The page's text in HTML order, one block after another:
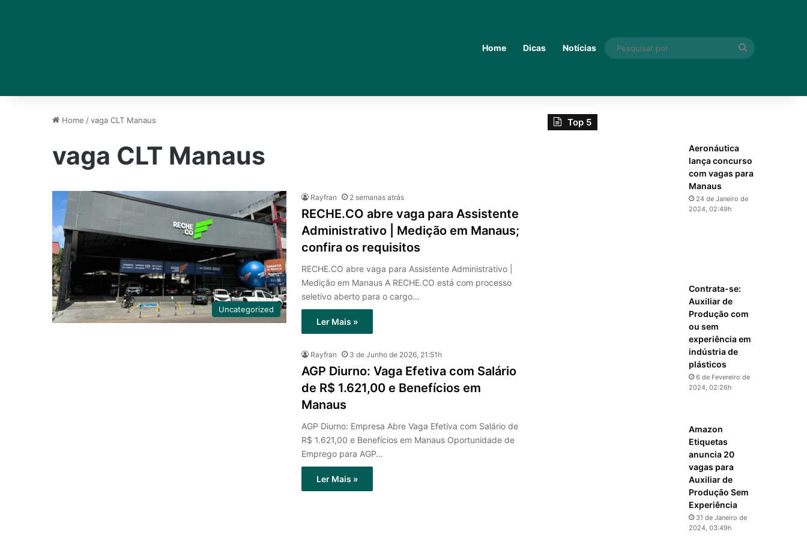
Home Dicas Notícias
Pesquisar
Home /vaga CLT Manaus
vaga CLT Manaus
Uncategorized
Rayfran 2 semanas atrás
RECHE.CO abre vaga para Assistente
Administrativo | Medição em Manaus;
confira os requisitos
RECHE.CO abre vaga para Assistente Administrativo |
Medição em Manaus A RECHE.CO está com processo
seletivo aberto para o cargo…
Ler Mais »
Rayfran 3 de Junho de 2026, 21:51h
AGP Diurno: Vaga Efetiva com Salário
de R$ 1.621,00 e Benefícios em
Manaus
AGP Diurno: Empresa Abre Vaga Efetiva com Salário de
R$ 1.621,00 e Benefícios em Manaus Oportunidade de
Emprego para AGP…
Ler Mais »
Top 5
Aeronáutica
lança concurso
com vagas para
Manaus
24 de Janeiro de
2024, 02:49h
Contrata-se:
Auxiliar de
Produção com
ou sem
experiência em
indústria de
plásticos
6 de Fevereiro de
2024, 02:26h
Amazon
Etiquetas
anuncia 20
vagas para
Auxiliar de
Produção Sem
Experiência
31 de Janeiro de
2024, 03:49h